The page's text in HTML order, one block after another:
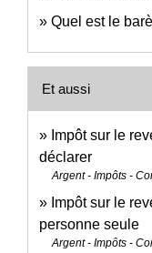
Quel est le
Et aussi
Impôt sur le
déclarer
Argent - Impôts -
Impôt sur le
personne seule
Argent - Impôts -